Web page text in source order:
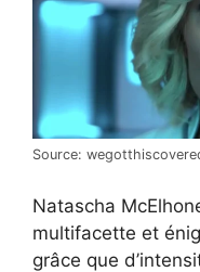
Source:
Natascha
multifacette et
grâce que